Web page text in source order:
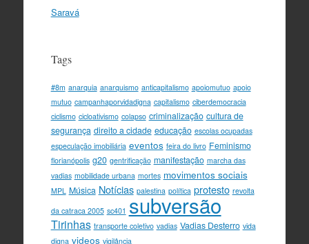
Saravá
Tags
#8m anarquia anarquismo anticapitalismo apoiomutuo apoio
mutuo campanhaporvidadigna capitalismo ciberdemocracia
ciclismo cicloativismo colapso criminalização cultura de
segurança direito a cidade educação escolas ocupadas
especulação imobiliária eventos feira do livro Feminismo
florianópolis g20 gentrificação manifestação marcha das
vadias mobilidade urbana mortes movimentos sociais
MPL Música Notícias palestina política protesto revolta
da catraca 2005 sc401 subversão
Tirinhas transporte coletivo vadias Vadias Desterro vida
digna videos vigilância